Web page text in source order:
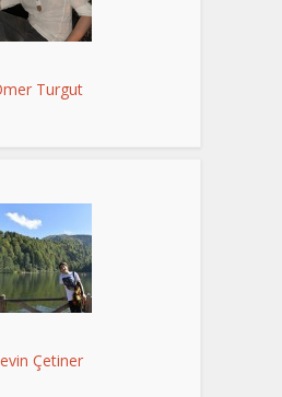
Turgut
Çetiner